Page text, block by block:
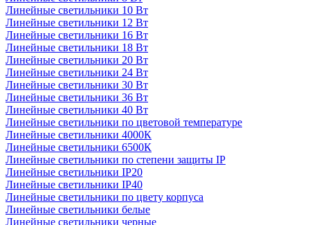
Линейные светильники 10 Вт
Линейные светильники 12 Вт
Линейные светильники 16 Вт
Линейные светильники 18 Вт
Линейные светильники 20 Вт
Линейные светильники 24 Вт
Линейные светильники 30 Вт
Линейные светильники 36 Вт
Линейные светильники 40 Вт
Линейные светильники по цветовой температуре
Линейные светильники 4000К
Линейные светильники 6500К
Линейные светильники по степени защиты IP
Линейные светильники IP20
Линейные светильники IP40
Линейные светильники по цвету корпуса
Линейные светильники белые
Линейные светильники черные